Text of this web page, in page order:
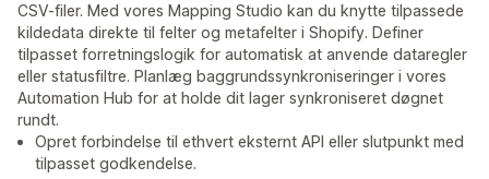
CSV-filer. Med vores Mapping Studio kan du knytte tilpassede
kildedata direkte til felter og metafelter i Shopify. Definer
tilpasset forretningslogik for automatisk at anvende dataregler
eller statusfiltre. Planlæg baggrundssynkroniseringer i vores
Automation Hub for at holde dit lager synkroniseret døgnet
rundt.
Opret forbindelse til ethvert eksternt API eller slutpunkt med
tilpasset godkendelse.